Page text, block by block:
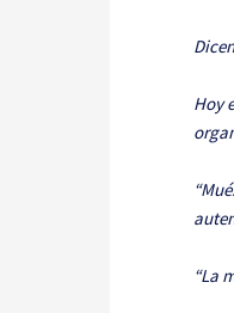
Hoy
“La